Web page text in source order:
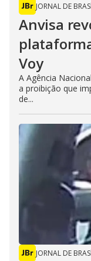
JORNAL DE
Anvisa
Voy
A Agência
a proibição que
de...
JORNAL DE